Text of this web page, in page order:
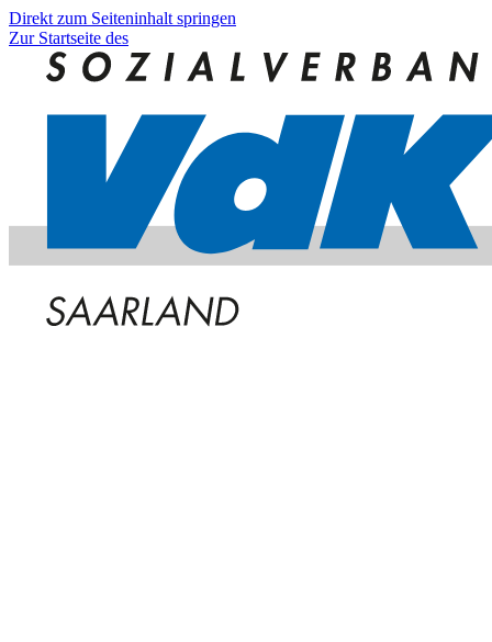
Direkt zum Seiteninhalt springen
Zur Startseite des